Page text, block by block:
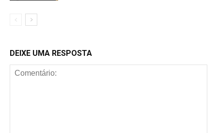
DEIXE UMA RESPOSTA